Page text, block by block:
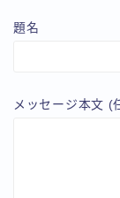
題名
メッセージ本文 (